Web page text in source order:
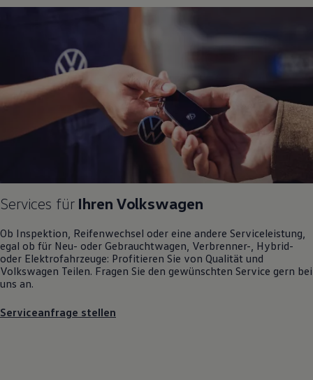
Motorenöl und Flüssigkeiten
Pannen- und Unfallhilfe
Volkswagen Teile
Zubehör
Modellspezifisches Zubehör
Schutz und Pflege
Transport
Entertainment und Elektronik
Individualisieren
Wallbox und Ladekabel
Dienste für Ihr Modell finden
Volkswagen Apps, Login und Shop
Handy und Fahrzeug verbinden
Updates für Software, Karten und Radio
Vorgängermodelle
Kundeninformationen
Volkswagen Kundenbetreuung
Warn- und Kontrollleuchten
Live Beratung
Services für Ihren Volkswagen
Ob Inspektion, Reifenwechsel oder eine andere Serviceleistung,
egal ob für Neu- oder Gebrauchtwagen , Verbrenner-, Hybrid-
oder Elektrofahrzeuge: Profitieren Sie von Qualität und
Volkswagen Teilen. Fragen Sie den gewünschten Service gern bei
uns an.
Serviceanfrage stellen